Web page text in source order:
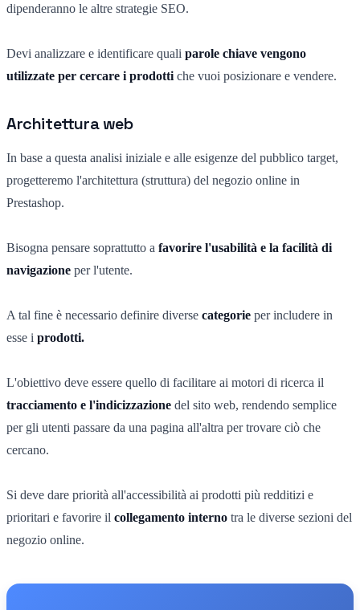
dipenderanno le altre strategie SEO.
Devi analizzare e identificare quali parole chiave vengono
utilizzate per cercare i prodotti che vuoi posizionare e vendere.
Architettura web
In base a questa analisi iniziale e alle esigenze del pubblico target,
progetteremo l'architettura (struttura) del negozio online in
Prestashop.
Bisogna pensare soprattutto a favorire l'usabilità e la facilità di
navigazione per l'utente.
A tal fine è necessario definire diverse categorie per includere in
esse i prodotti.
L'obiettivo deve essere quello di facilitare ai motori di ricerca il
tracciamento e l'indicizzazione del sito web, rendendo semplice
per gli utenti passare da una pagina all'altra per trovare ciò che
cercano.
Si deve dare priorità all'accessibilità ai prodotti più redditizi e
prioritari e favorire il collegamento interno tra le diverse sezioni del
negozio online.